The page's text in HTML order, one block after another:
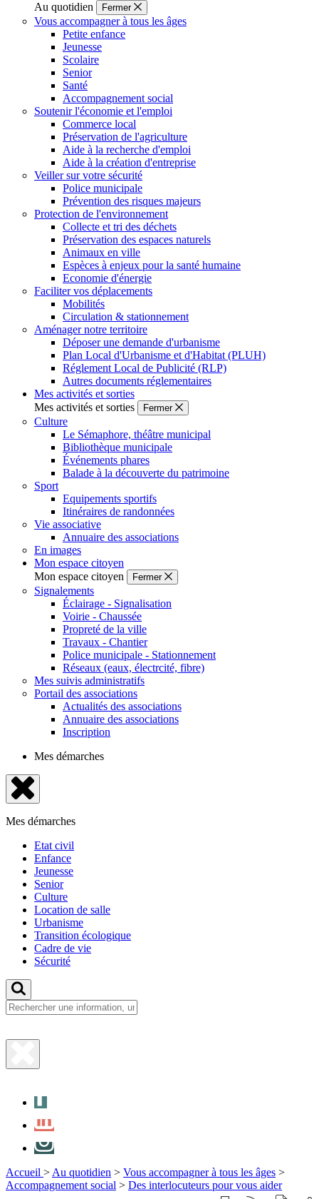
Au quotidien
Fermer
Vous accompagner à tous les âges
Petite enfance
Jeunesse
Scolaire
Senior
Santé
Accompagnement social
Soutenir l'économie et l'emploi
Commerce local
Préservation de l'agriculture
Aide à la recherche d'emploi
Aide à la création d'entreprise
Veiller sur votre sécurité
Police municipale
Prévention des risques majeurs
Protection de l'environnement
Collecte et tri des déchets
Préservation des espaces naturels
Animaux en ville
Espèces à enjeux pour la santé humaine
Economie d'énergie
Faciliter vos déplacements
Mobilités
Circulation & stationnement
Aménager notre territoire
Déposer une demande d'urbanisme
Plan Local d'Urbanisme et d'Habitat (PLUH)
Réglement Local de Publicité (RLP)
Autres documents réglementaires
Mes activités et sorties
Mes activités et sorties
Fermer
Culture
Le Sémaphore, théâtre municipal
Bibliothèque municipale
Événements phares
Balade à la découverte du patrimoine
Sport
Equipements sportifs
Itinéraires de randonnées
Vie associative
Annuaire des associations
En images
Mon espace citoyen
Mon espace citoyen
Fermer
Signalements
Éclairage - Signalisation
Voirie - Chaussée
Propreté de la ville
Travaux - Chantier
Police municipale - Stationnement
Réseaux (eaux, électrcité, fibre)
Mes suivis administratifs
Portail des associations
Actualités des associations
Annuaire des associations
Inscription
Mes démarches
Fermer
le
menu
Mes démarches
Etat civil
Enfance
Jeunesse
Senior
Culture
Location de salle
Urbanisme
Transition écologique
Cadre de vie
Sécurité
Fermer
Accueil > Au quotidien > Vous accompagner à tous les âges >
Accompagnement social > Des interlocuteurs pour vous aider